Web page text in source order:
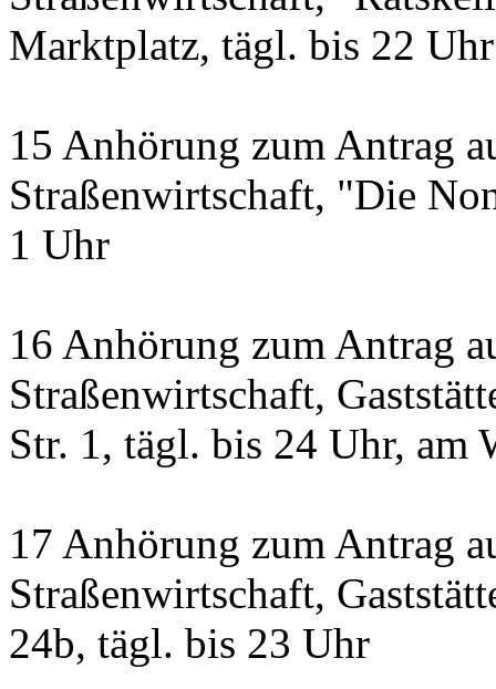
Marktplatz, tägl. bis 22 Uhr
15 Anhörung zum Antrag
Straßenwirtschaft, "Die
1 Uhr
16 Anhörung zum Antrag
Straßenwirtschaft,
Str. 1, tägl. bis 24 Uhr, am
17 Anhörung zum Antrag
Straßenwirtschaft,
24b, tägl. bis 23 Uhr